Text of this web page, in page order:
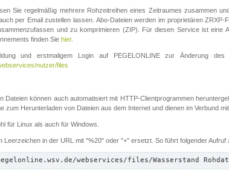
Sie regelmäßig mehrere Rohzeitreihen eines Zeitraumes zusammen
per Email zustellen lassen. Abo-Dateien werden im proprietären
und zu komprimieren (ZIP). Für diesen Service ist
finden Sie hier.
und erstmaligem Login auf PEGELONLINE zur Änderung
nutzer/files
Dateien können auch automatisiert mit HTTP-Clientprogrammen
zum Herunterladen von Dateien aus dem Internet und dienen im Verbund
für Linux als auch für Windows.
Leerzeichen in der URL mit "%20" oder "+" ersetzt. So führt folgender Aufruf
webservices/files/Wasserstand Rohdaten/